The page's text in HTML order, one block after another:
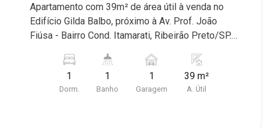
Apartamento com 39m² de área útil à venda no
Edifício Gilda Balbo, próximo à Av. Prof. João
Fiúsa - Bairro Cond. Itamarati, Ribeirão Preto/SP.
Martinelli Imobiliária selecionou para você: -
39m² de área útil - 1 dormitórios com armário e
ar-condicioando - Banheiro social - Sala 2
1
Dorm.
1
Banho
1
Garagem
39 m²
A. Útil